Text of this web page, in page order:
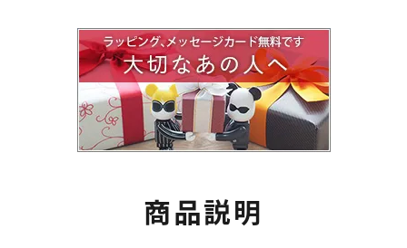
商品説明